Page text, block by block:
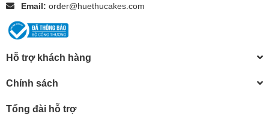
Email: order@huethucakes.com
Hỗ trợ khách hàng
Chính sách
Tổng đài hỗ trợ